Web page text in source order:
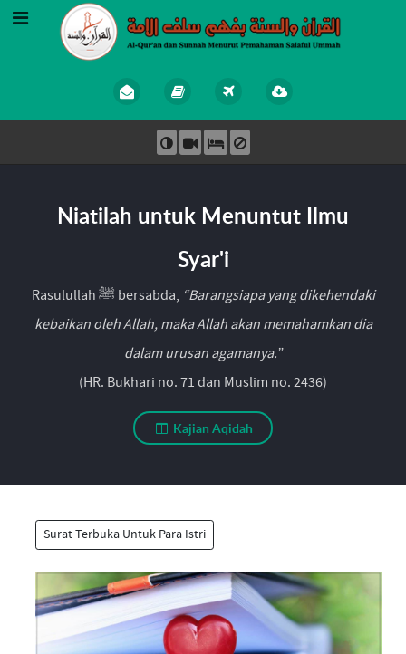
Niatilah untuk Menuntut Ilmu
Syar'i
Rasulullah ﷺ bersabda, “Barangsiapa yang dikehendaki
kebaikan oleh Allah, maka Allah akan memahamkan dia
dalam urusan agamanya.”
(HR. Bukhari no. 71 dan Muslim no. 2436)
Kajian Aqidah
Surat Terbuka Untuk Para Istri